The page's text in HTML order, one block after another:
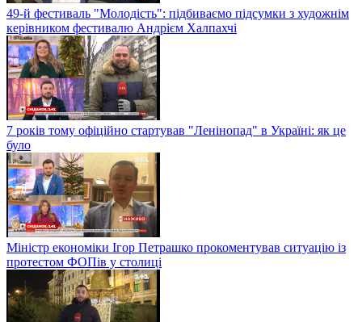
49-й фестиваль "Молодість": підбиваємо підсумки з художнім
керівником фестивалю Андрієм Халпахчі
7 років тому офіційно стартував "Ленінопад" в Україні: як це
було
Міністр економіки Ігор Петрашко прокоментував ситуацію із
протестом ФОПів у столиці